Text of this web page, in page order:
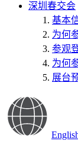
深圳春交会
基本
为何
参观
为何
展台